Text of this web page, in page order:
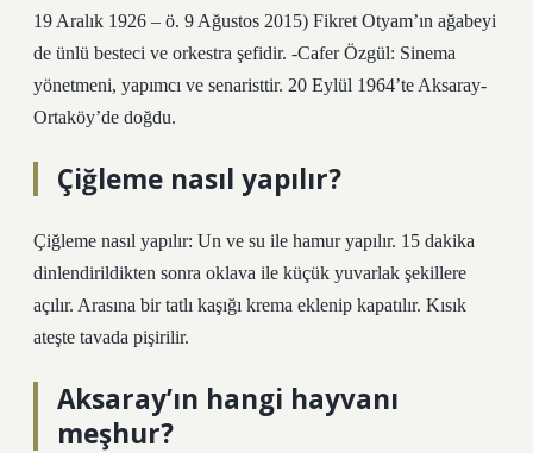
19 Aralık 1926 – ö. 9 Ağustos 2015) Fikret Otyam’ın ağabeyi
de ünlü besteci ve orkestra şefidir. -Cafer Özgül: Sinema
yönetmeni, yapımcı ve senaristtir. 20 Eylül 1964’te Aksaray-
Ortaköy’de doğdu.
Çiğleme nasıl yapılır?
Çiğleme nasıl yapılır: Un ve su ile hamur yapılır. 15 dakika
dinlendirildikten sonra oklava ile küçük yuvarlak şekillere
açılır. Arasına bir tatlı kaşığı krema eklenip kapatılır. Kısık
ateşte tavada pişirilir.
Aksaray’ın hangi hayvanı
meşhur?